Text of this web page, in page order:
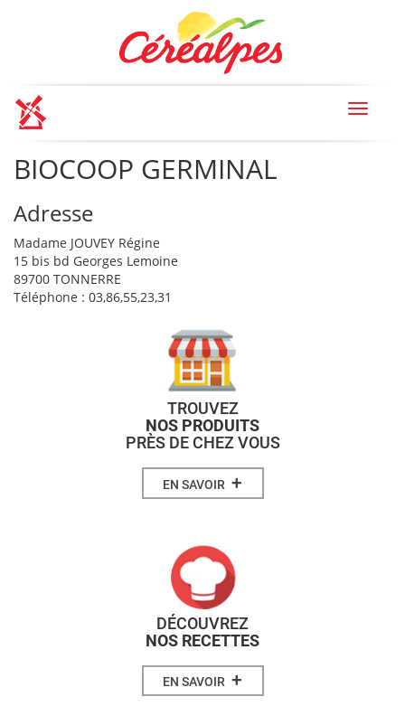
Toggle
BIOCOOP GERMINAL
Adresse
Madame JOUVEY Régine
15 bis bd Georges Lemoine
89700 TONNERRE
Téléphone : 03,86,55,23,31
TROUVEZ
NOS PRODUITS
PRÈS DE CHEZ VOUS
EN SAVOIR +
DÉCOUVREZ
NOS RECETTES
EN SAVOIR +